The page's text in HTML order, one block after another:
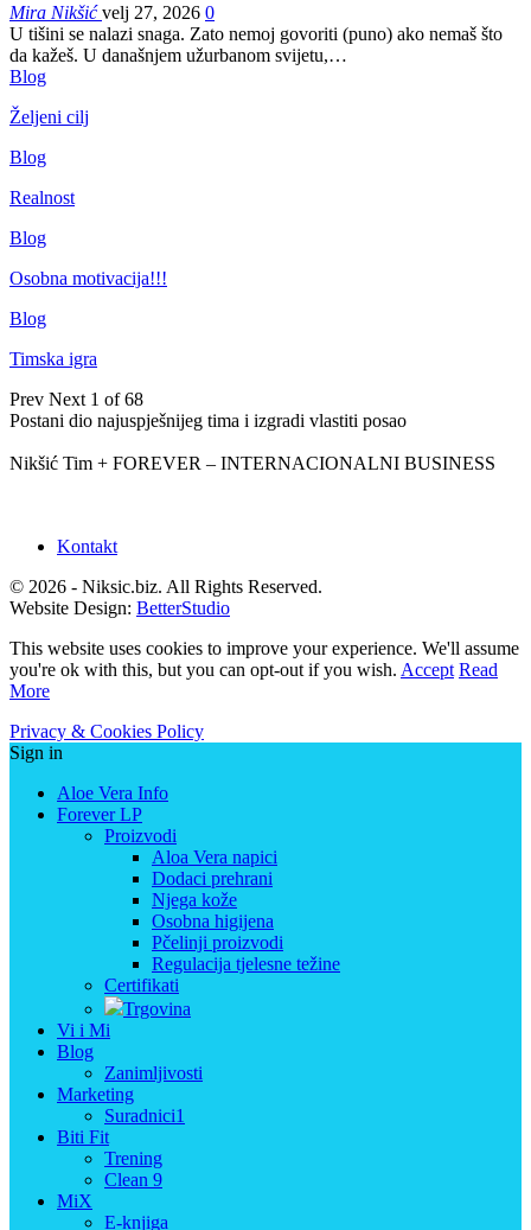
Mira Nikšićvelj 27, 2026 0
U tišini se nalazi snaga. Zato nemoj govoriti (puno) ako nemaš što
da kažeš. U današnjem užurbanom svijetu,…
Blog
Željeni cilj
Blog
Realnost
Blog
Osobna motivacija!!!
Blog
Timska igra
Prev Next 1 of 68
Postani dio najuspješnijeg tima i izgradi vlastiti posao
Nikšić Tim + FOREVER – INTERNACIONALNI BUSINESS
Kontakt
© 2026 - Niksic.biz. All Rights Reserved.
Website Design: BetterStudio
This website uses cookies to improve your experience. We'll assume
you're ok with this, but you can opt-out if you wish. Accept Read
More
Privacy & Cookies Policy
Sign in
Aloe Vera Info
Forever LP
Proizvodi
Aloa Vera napici
Dodaci prehrani
Njega kože
Osobna higijena
Pčelinji proizvodi
Regulacija tjelesne težine
Certifikati
Trgovina
Vi i Mi
Blog
Zanimljivosti
Marketing
Suradnici1
Biti Fit
Trening
Clean 9
MiX
E-knjiga